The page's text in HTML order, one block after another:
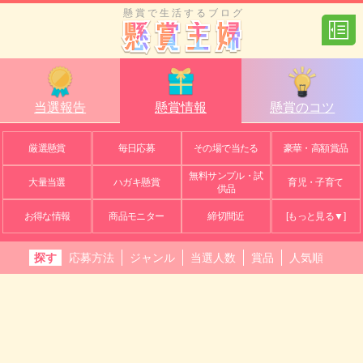
懸賞で生活するブログ
当選報告 懸賞情報 懸賞のコツ
厳選懸賞 毎日応募 その場で当たる 豪華・高額賞品
大量当選 ハガキ懸賞
無料サンプル・試
供品
育児・子育て
お得な情報 商品モニター 締切間近 [もっと見る▼]
探す 応募方法 ジャンル 当選人数 賞品 人気順